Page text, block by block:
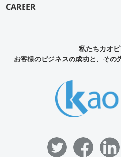
CAREER
私たちカオ
お客様のビジネスの成功と、その